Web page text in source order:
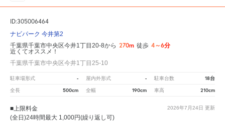
ID:305006464
ナビパーク 今井第2
千葉県千葉市中央区今井1丁目20-8から 270m 徒歩 4～6分
近くてオススメ！
千葉県千葉市中央区今井1丁目25-10
駐車場形式 - 屋内外形式 - 駐車台数 18台
全長 500cm 全幅 190cm 車高 210cm
2026年7月24日 更新
■上限料金
(全日)24時間最大 1,000円(繰り返し可)